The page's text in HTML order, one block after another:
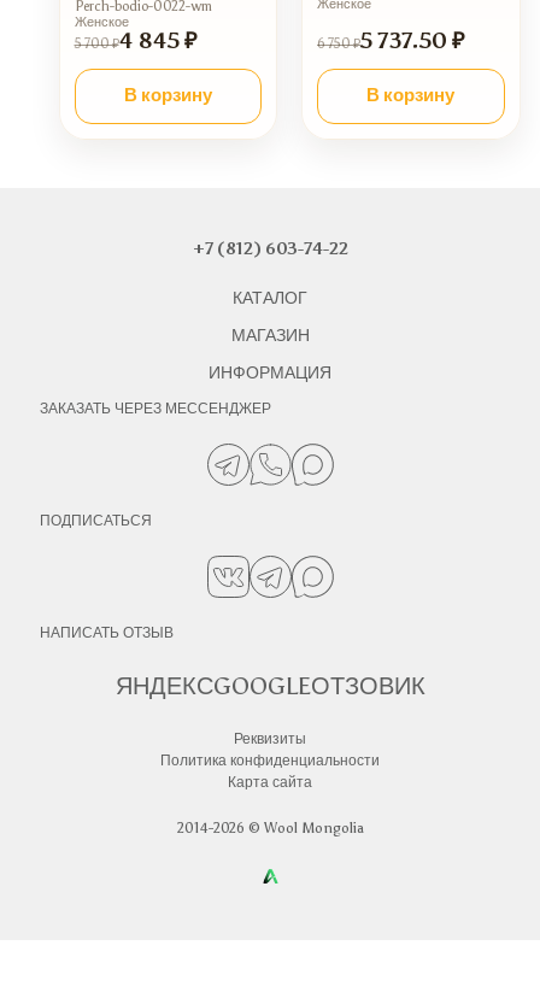
Perch-bodio-0022-wm
Женское
5 700 ₽4 845 ₽
В корзину
Женское
6 750 ₽5 737.50 ₽
В корзину
+7 (812) 603-74-22
КАТАЛОГ
МАГАЗИН
ИНФОРМАЦИЯ
ЗАКАЗАТЬ ЧЕРЕЗ МЕССЕНДЖЕР
ПОДПИСАТЬСЯ
НАПИСАТЬ ОТЗЫВ
ЯНДЕКСGOOGLEОТЗОВИК
Реквизиты
Политика конфиденциальности
Карта сайта
2014-2026 © Wool Mongolia